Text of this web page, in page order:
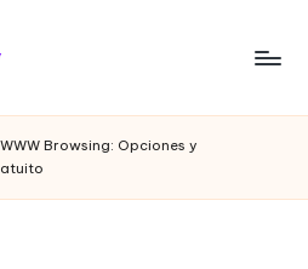
Browsing: Opciones y